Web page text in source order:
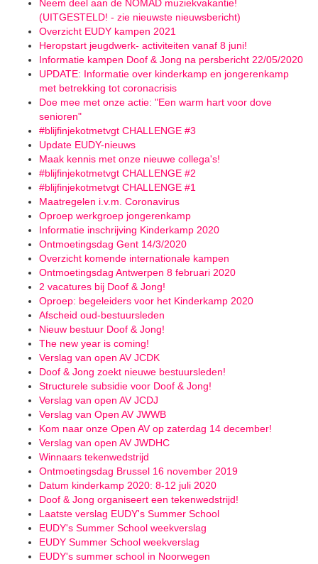
Neem deel aan de NOMAD muziekvakantie!
(UITGESTELD! - zie nieuwste nieuwsbericht)
Overzicht EUDY kampen 2021
Heropstart jeugdwerk- activiteiten vanaf 8 juni!
Informatie kampen Doof & Jong na persbericht 22/05/2020
UPDATE: Informatie over kinderkamp en jongerenkamp
met betrekking tot coronacrisis
Doe mee met onze actie: "Een warm hart voor dove
senioren"
#blijfinjekotmetvgt CHALLENGE #3
Update EUDY-nieuws
Maak kennis met onze nieuwe collega's!
#blijfinjekotmetvgt CHALLENGE #2
#blijfinjekotmetvgt CHALLENGE #1
Maatregelen i.v.m. Coronavirus
Oproep werkgroep jongerenkamp
Informatie inschrijving Kinderkamp 2020
Ontmoetingsdag Gent 14/3/2020
Overzicht komende internationale kampen
Ontmoetingsdag Antwerpen 8 februari 2020
2 vacatures bij Doof & Jong!
Oproep: begeleiders voor het Kinderkamp 2020
Afscheid oud-bestuursleden
Nieuw bestuur Doof & Jong!
The new year is coming!
Verslag van open AV JCDK
Doof & Jong zoekt nieuwe bestuursleden!
Structurele subsidie voor Doof & Jong!
Verslag van open AV JCDJ
Verslag van Open AV JWWB
Kom naar onze Open AV op zaterdag 14 december!
Verslag van open AV JWDHC
Winnaars tekenwedstrijd
Ontmoetingsdag Brussel 16 november 2019
Datum kinderkamp 2020: 8-12 juli 2020
Doof & Jong organiseert een tekenwedstrijd!
Laatste verslag EUDY's Summer School
EUDY's Summer School weekverslag
EUDY Summer School weekverslag
EUDY's summer school in Noorwegen